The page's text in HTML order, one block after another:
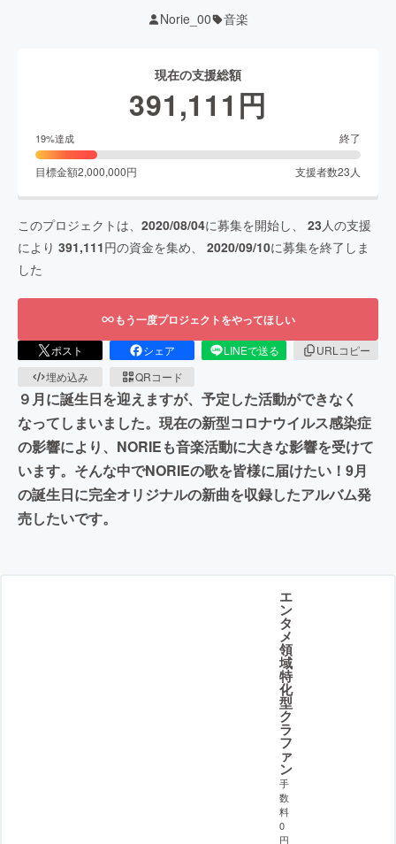
Norie_00 音楽
現在の支援総額
391,111 円
19%達成 終了
目標金額2,000,000円 支援者数23 人
このプロジェクトは、 2020/08/04に募集を開始し、 23人の支援
により 391,111円の資金を集め、 2020/09/10に募集を終了しま
した
もう一度プロジェクトをやってほしい
ポスト シェア LINEで送る
URLコピー
埋め込み
QRコード
９月に誕生日を迎えますが、予定した活動ができなく
なってしまいました。現在の新型コロナウイルス感染症
の影響により、NORIEも音楽活動に大きな影響を受けて
います。そんな中でNORIEの歌を皆様に届けたい！9月
の誕生日に完全オリジナルの新曲を収録したアルバム発
売したいです。
エ
ン
タ
メ
領
域
特
化
型
ク
ラ
フ
ァ
ン
手
数
料
0
円